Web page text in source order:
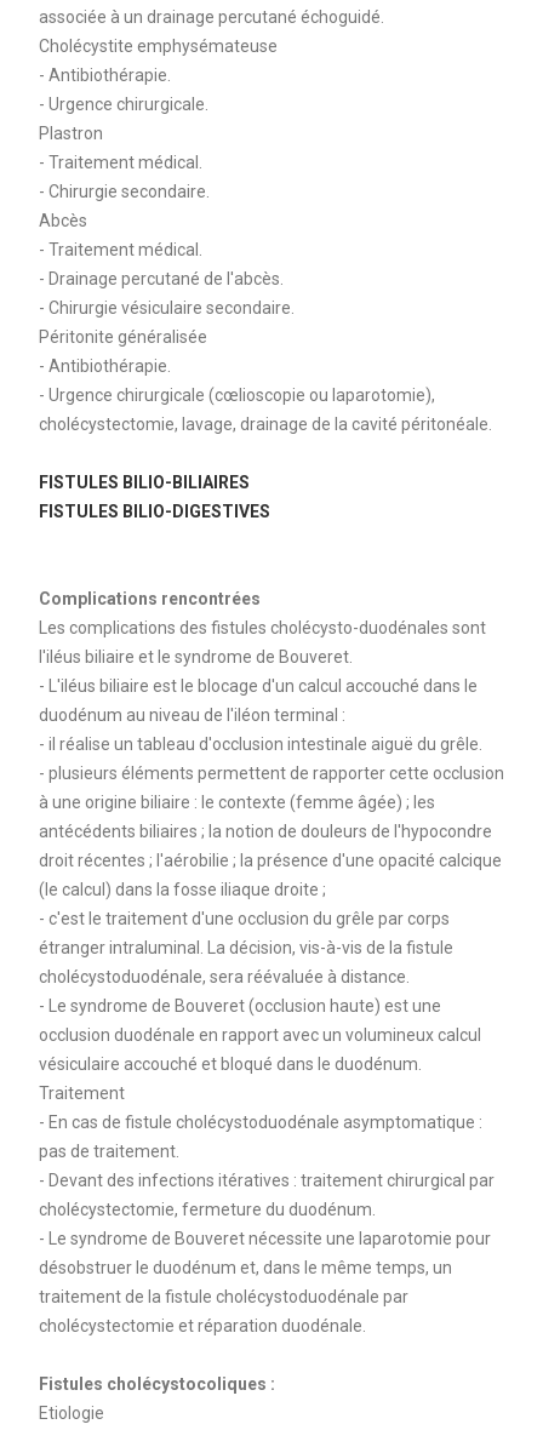
associée à un drainage percutané échoguidé.
Cholécystite emphysémateuse
- Antibiothérapie.
- Urgence chirurgicale.
Plastron
- Traitement médical.
- Chirurgie secondaire.
Abcès
- Traitement médical.
- Drainage percutané de l'abcès.
- Chirurgie vésiculaire secondaire.
Péritonite généralisée
- Antibiothérapie.
- Urgence chirurgicale (cœlioscopie ou laparotomie),
cholécystectomie, lavage, drainage de la cavité péritonéale.
FISTULES BILIO-BILIAIRES
FISTULES BILIO-DIGESTIVES
Complications rencontrées
Les complications des fistules cholécysto-duodénales sont
l'iléus biliaire et le syndrome de Bouveret.
- L'iléus biliaire est le blocage d'un calcul accouché dans le
duodénum au niveau de l'iléon terminal :
- il réalise un tableau d'occlusion intestinale aiguë du grêle.
- plusieurs éléments permettent de rapporter cette occlusion
à une origine biliaire : le contexte (femme âgée) ; les
antécédents biliaires ; la notion de douleurs de l'hypocondre
droit récentes ; l'aérobilie ; la présence d'une opacité calcique
(le calcul) dans la fosse iliaque droite ;
- c'est le traitement d'une occlusion du grêle par corps
étranger intraluminal. La décision, vis-à-vis de la fistule
cholécystoduodénale, sera réévaluée à distance.
- Le syndrome de Bouveret (occlusion haute) est une
occlusion duodénale en rapport avec un volumineux calcul
vésiculaire accouché et bloqué dans le duodénum.
Traitement
- En cas de fistule cholécystoduodénale asymptomatique :
pas de traitement.
- Devant des infections itératives : traitement chirurgical par
cholécystectomie, fermeture du duodénum.
- Le syndrome de Bouveret nécessite une laparotomie pour
désobstruer le duodénum et, dans le même temps, un
traitement de la fistule cholécystoduodénale par
cholécystectomie et réparation duodénale.
Fistules cholécystocoliques :
Etiologie